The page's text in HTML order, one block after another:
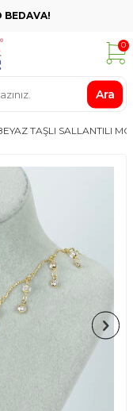
BEDAVA!
Ara
0
TAŞLI SALLANTILI